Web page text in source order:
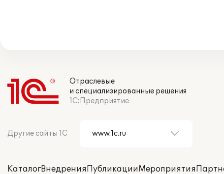
Отраслевые
и специализированные решения
1С:Предприятие
Другие сайты 1С
КаталогВнедренияПубликацииМероприятия